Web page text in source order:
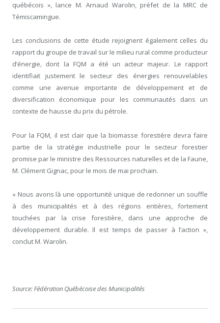
québécois », lance M. Arnaud Warolin, préfet de la MRC de
Témiscamingue.
Les conclusions de cette étude rejoignent également celles du
rapport du groupe de travail sur le milieu rural comme producteur
d’énergie, dont la FQM a été un acteur majeur. Le rapport
identifiait justement le secteur des énergies renouvelables
comme une avenue importante de développement et de
diversification économique pour les communautés dans un
contexte de hausse du prix du pétrole.
Pour la FQM, il est clair que la biomasse forestière devra faire
partie de la stratégie industrielle pour le secteur forestier
promise par le ministre des Ressources naturelles et de la Faune,
M. Clément Gignac, pour le mois de mai prochain.
« Nous avons là une opportunité unique de redonner un souffle
à des municipalités et à des régions entières, fortement
touchées par la crise forestière, dans une approche de
développement durable. Il est temps de passer à l’action »,
conclut M. Warolin.
Source: Fédération Québécoise des Municipalités